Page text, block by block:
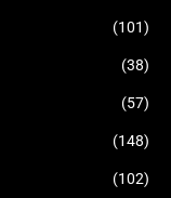
(101)
(38)
(57)
(148)
(102)